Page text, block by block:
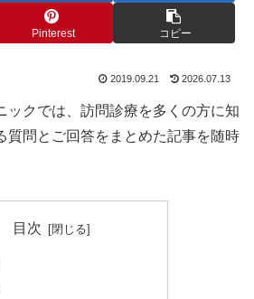
Pinterest コピー
2019.09.21 2026.07.13
ックでは、訪問診療を多くの方に知
質問とご回答をまとめた記事を随時
目次